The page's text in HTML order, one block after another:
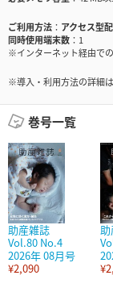
ご利用方法
アクセス型
同時使用端末数
1
※インターネット経由で
※導入・利用方法の詳細は
巻号一覧
助産雑誌
Vol.80 No.4
2026年 08月号
¥2,090